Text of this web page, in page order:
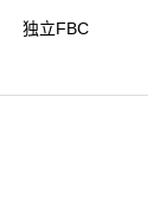
独立FBC